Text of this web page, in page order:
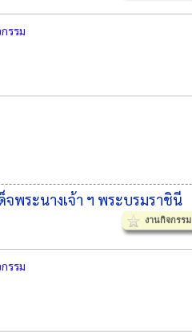
รรม
จพระนางเจ้า ฯ พระบรมราชินี
งานกิจกรรม
รรม